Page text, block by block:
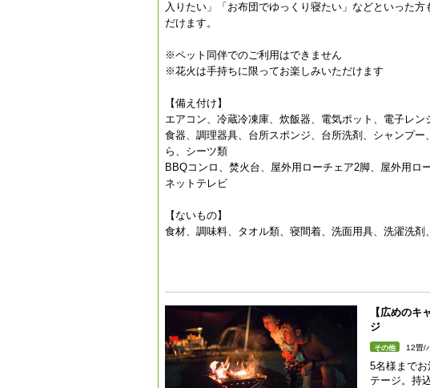
入りたい」「お布団でゆっくり寝たい」などといった
だけます。
※ペット同伴でのご利用はできません
※花火は手持ちに限ってお楽しみいただけます
【備え付け】
エアコン、冷蔵冷凍庫、炊飯器、電気ポット、電子レ
食器、調理器具、台所スポンジ、台所洗剤、シャンプ
ら、シーツ類
BBQコンロ、焚火台、屋外用ローチェア2脚、屋外用ロ
ネットテレビ
【ないもの】
食材、調味料、タオル類、寝間着、洗面用具、洗濯洗剤
【広めのキ
ジ
その他 12畳/
5名様まで
テージ。持